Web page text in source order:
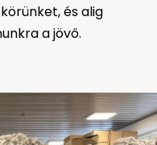
és alig
a jövő.